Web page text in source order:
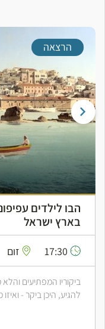
הרצאה
הבו לילדים
בארץ ישראל
זום
ביקוריו המפתיעים
להגיע, היכן ביקר -